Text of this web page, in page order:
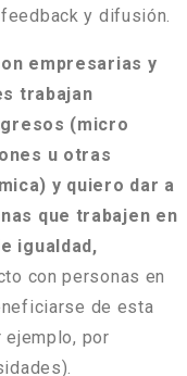
y difusión.
empresarias y
trabajan
(micro
u otras
y quiero dar a
que trabajen en
igualdad,
con personas en
de esta
por